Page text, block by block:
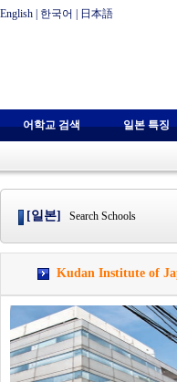
English 한국어 日本語
어학교 검색 일본 특징
[일본] Search Schools
Kudan Institute of